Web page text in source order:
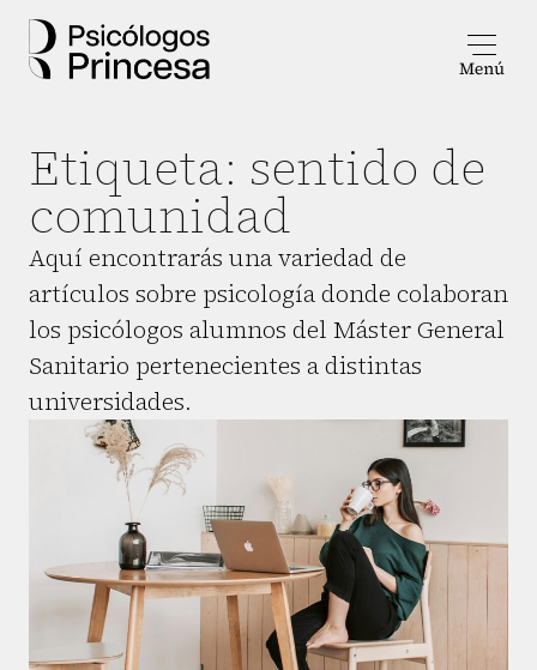
Etiqueta: sentido de
comunidad
Aquí encontrarás una variedad de
artículos sobre psicología donde colaboran
los psicólogos alumnos del Máster General
Sanitario pertenecientes a distintas
universidades.